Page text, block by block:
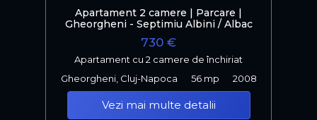
Apartament 2 camere | Parcare |
Gheorgheni - Septimiu Albini / Albac
730 €
Apartament cu 2 camere de închiriat
Gheorgheni, Cluj-Napoca
56 mp 2008
Vezi mai multe detalii